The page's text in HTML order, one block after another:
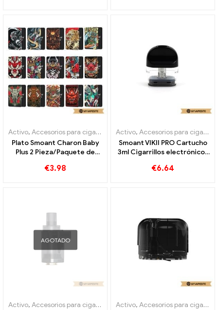
Activo, Accesorios para cigarrillos electrónicos ,Evaporador
Plato Smoant Charon Baby
Plus 2 Pieza/Paquete de
por mayor丨Personalizado
€3.98
Activo, Accesorios para cigarrillos electrónicos
Smoant VIKII PRO Cartucho
3ml Cigarrillos electrónicos
Personalizado
€6.64
AGOTADO
Activo, Accesorios para cigarrillos electrónicos ,Evaporador
Activo, Accesorios para cigarrillos electrónicos